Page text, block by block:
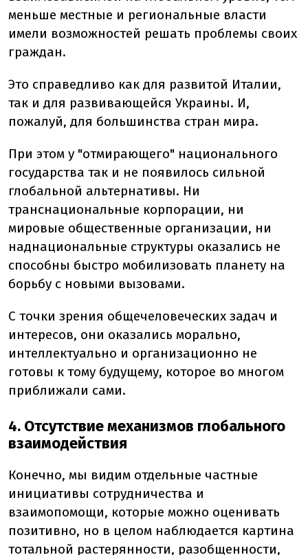
меньше местные и региональные власти
имели возможностей решать проблемы своих
граждан.
Это справедливо как для развитой Италии,
так и для развивающейся Украины. И,
пожалуй, для большинства стран мира.
При этом у "отмирающего" национального
государства так и не появилось сильной
глобальной альтернативы. Ни
транснациональные корпорации, ни
мировые общественные организации, ни
наднациональные структуры оказались не
способны быстро мобилизовать планету на
борьбу с новыми вызовами.
С точки зрения общечеловеческих задач и
интересов, они оказались морально,
интеллектуально и организационно не
готовы к тому будущему, которое во многом
приближали сами.
4. Отсутствие механизмов глобального
взаимодействия
Конечно, мы видим отдельные частные
инициативы сотрудничества и
взаимопомощи, которые можно оценивать
позитивно, но в целом наблюдается картина
тотальной растерянности, разобщенности,